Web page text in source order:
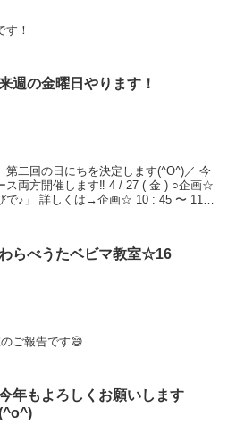
す！
週の金曜日やります！
第二回の日にちを決定します(^O^)／ 今
します‼ 4 / 27 ( 金 ) ○企画☆
10 : 45 〜 11
らべうたベビマ教室☆16
ご報告です😄
年もよろしくお願いします